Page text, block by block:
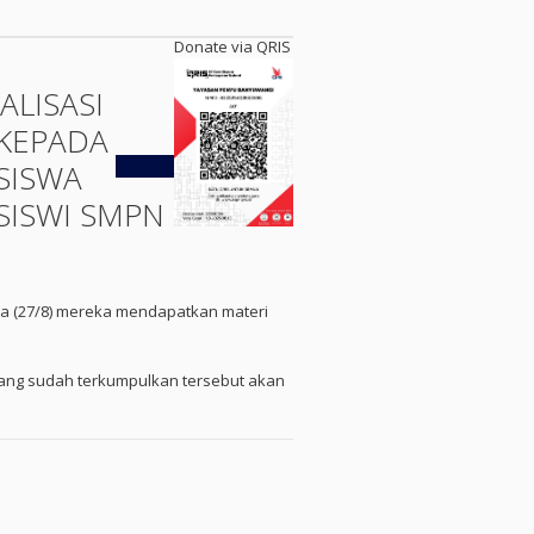
Donate via QRIS
SMPN
(27/8) mereka mendapatkan materi
sudah terkumpulkan tersebut akan